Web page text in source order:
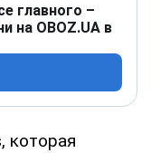
главного –
на OBOZ.UA в
которая